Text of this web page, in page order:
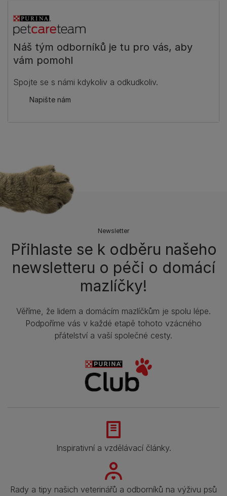
Náš tým odborníků je tu pro vás, aby
vám pomohl
Spojte se s námi kdykoliv a odkudkoliv.
Napište nám
Newsletter
Přihlaste se k odběru našeho
newsletteru o péči o domácí
mazlíčky!
Věříme, že lidem a domácím mazlíčkům je spolu lépe.
Podpoříme vás v každé etapě tohoto vzácného
přátelství a vaší společné cesty.
Inspirativní a vzdělávací články.
Rady a tipy našich veterinářů a odborníků na výživu psů